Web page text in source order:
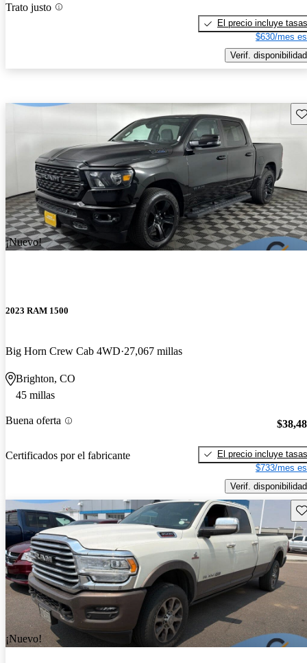
Trato justo
El precio incluye tasas
$630/mes
Verif. disponibilidad
¡Nuevo!
2023 RAM 1500
Big Horn Crew Cab 4WD 27,067 millas
Brighton, CO
45 millas
Buena oferta
Certificados por el fabricante
El precio incluye tasas
$733/mes
Verif. disponibilidad
¡Nuevo!